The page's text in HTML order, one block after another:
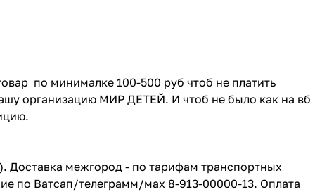
по минималке 100-500 руб чтоб не платить
организацию МИР ДЕТЕЙ. И чтоб не было как на вб
Доставка межгород - по тарифам транспортных
по Ватсап/телеграмм/мах 8-913-00000-13. Оплата